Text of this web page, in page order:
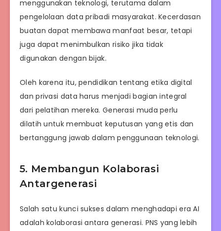
menggunakan teknologi, terutama dalam
pengelolaan data pribadi masyarakat. Kecerdasan
buatan dapat membawa manfaat besar, tetapi
juga dapat menimbulkan risiko jika tidak
digunakan dengan bijak.
Oleh karena itu, pendidikan tentang etika digital
dan privasi data harus menjadi bagian integral
dari pelatihan mereka. Generasi muda perlu
dilatih untuk membuat keputusan yang etis dan
bertanggung jawab dalam penggunaan teknologi.
5. Membangun Kolaborasi
Antargenerasi
Salah satu kunci sukses dalam menghadapi era AI
adalah kolaborasi antara generasi. PNS yang lebih